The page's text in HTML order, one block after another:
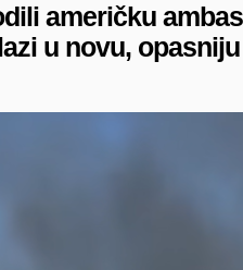
američku
u novu,